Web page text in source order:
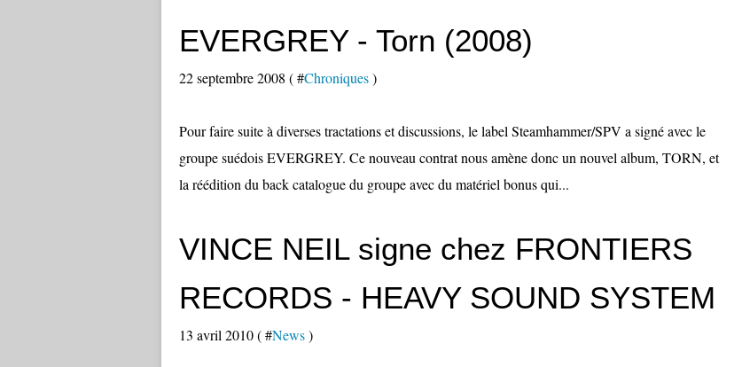
EVERGREY - Torn (2008)
22 septembre 2008 ( #Chroniques)
Pour faire suite à diverses tractations et discussions, le label Steamhammer/SPV a signé avec le
groupe suédois EVERGREY. Ce nouveau contrat nous amène donc un nouvel album, TORN, et
la réédition du back catalogue du groupe avec du matériel bonus qui...
VINCE NEIL signe chez FRONTIERS
RECORDS - HEAVY SOUND SYSTEM
13 avril 2010 ( #News)